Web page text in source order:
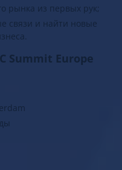
рынка из первых рук;
связи и найти новые
Summit Europe